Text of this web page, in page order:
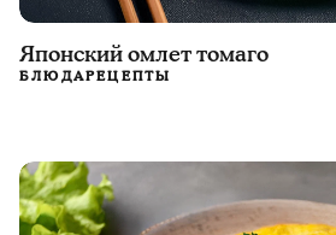
Японский омлет томаго
БЛЮДАРЕЦЕПТЫ